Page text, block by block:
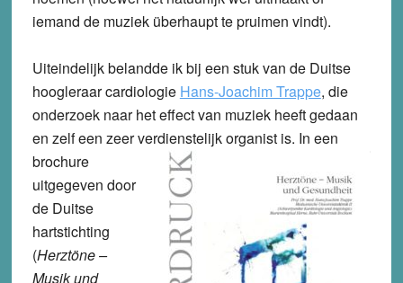
iemand de muziek überhaupt te pruimen vindt).
Uiteindelijk belandde ik bij een stuk van de Duitse
hoogleraar cardiologie Hans-Joachim Trappe, die
onderzoek naar het effect van muziek heeft gedaan
en zelf een zeer verdienstelijk organist is. In een
brochure
uitgegeven door
de Duitse
hartstichting
(Herztöne –
Musik und